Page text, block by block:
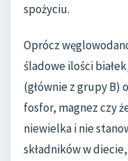
spożyciu.
Oprócz
śladowe ilości
(głównie z grupy B)
fosfor, magnez czy
niewielka i nie
składników w